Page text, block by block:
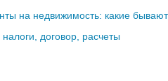
на недвижимость: какие бывают
налоги, договор, расчеты